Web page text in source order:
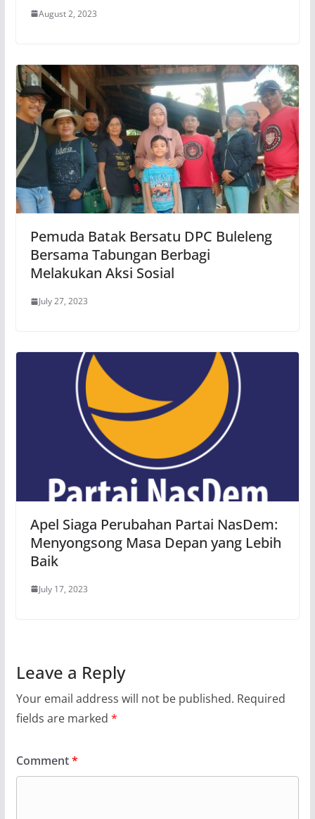
August 2, 2023
Pemuda Batak Bersatu DPC Buleleng
Bersama Tabungan Berbagi
Melakukan Aksi Sosial
July 27, 2023
Apel Siaga Perubahan Partai NasDem:
Menyongsong Masa Depan yang Lebih
Baik
July 17, 2023
Leave a Reply
Your email address will not be published. Required
fields are marked *
Comment*